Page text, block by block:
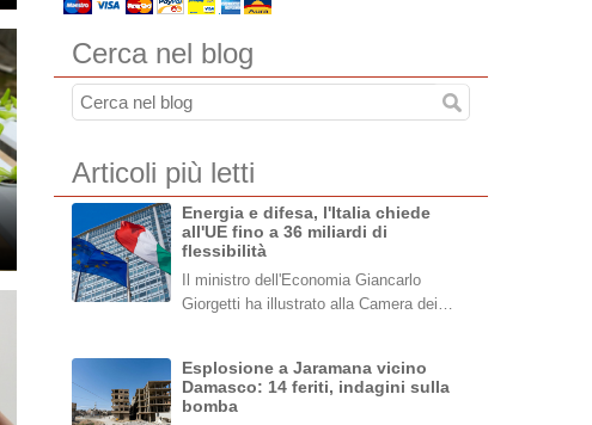
Cerca nel blog
Articoli più letti
Energia e difesa, l'Italia chiede
all'UE fino a 36 miliardi di
flessibilità
Il ministro dell'Economia Giancarlo
Giorgetti ha illustrato alla Camera dei…
Esplosione a Jaramana vicino
Damasco: 14 feriti, indagini sulla
bomba